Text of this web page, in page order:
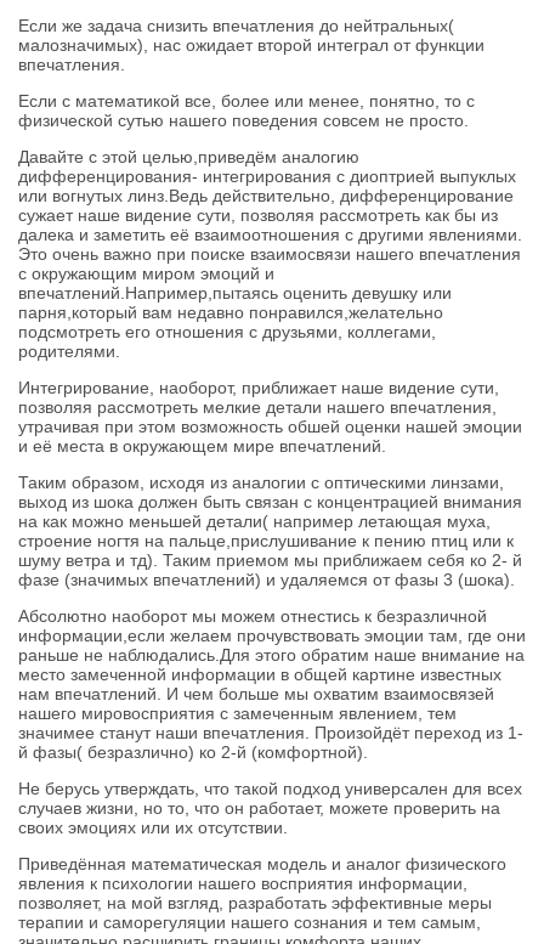
Если же задача снизить впечатления до нейтральных(
малозначимых), нас ожидает второй интеграл от функции
впечатления.
Если с математикой все, более или менее, понятно, то с
физической сутью нашего поведения совсем не просто.
Давайте с этой целью,приведём аналогию
дифференцирования- интегрирования с диоптрией выпуклых
или вогнутых линз.Ведь действительно, дифференцирование
сужает наше видение сути, позволяя рассмотреть как бы из
далека и заметить её взаимоотношения с другими явлениями.
Это очень важно при поиске взаимосвязи нашего впечатления
с окружающим миром эмоций и
впечатлений.Например,пытаясь оценить девушку или
парня,который вам недавно понравился,желательно
подсмотреть его отношения с друзьями, коллегами,
родителями.
Интегрирование, наоборот, приближает наше видение сути,
позволяя рассмотреть мелкие детали нашего впечатления,
утрачивая при этом возможность обшей оценки нашей эмоции
и её места в окружающем мире впечатлений.
Таким образом, исходя из аналогии с оптическими линзами,
выход из шока должен быть связан с концентрацией внимания
на как можно меньшей детали( например летающая муха,
строение ногтя на пальце,прислушивание к пению птиц или к
шуму ветра и тд). Таким приемом мы приближаем себя ко 2- й
фазе (значимых впечатлений) и удаляемся от фазы 3 (шока).
Абсолютно наоборот мы можем отнестись к безразличной
информации,если желаем прочувствовать эмоции там, где они
раньше не наблюдались.Для этого обратим наше внимание на
место замеченной информации в общей картине известных
нам впечатлений. И чем больше мы охватим взаимосвязей
нашего мировосприятия с замеченным явлением, тем
значимее станут наши впечатления. Произойдёт переход из 1-
й фазы( безразлично) ко 2-й (комфортной).
Не берусь утверждать, что такой подход универсален для всех
случаев жизни, но то, что он работает, можете проверить на
своих эмоциях или их отсутствии.
Приведённая математическая модель и аналог физического
явления к психологии нашего восприятия информации,
позволяет, на мой взгляд, разработать эффективные меры
терапии и саморегуляции нашего сознания и тем самым,